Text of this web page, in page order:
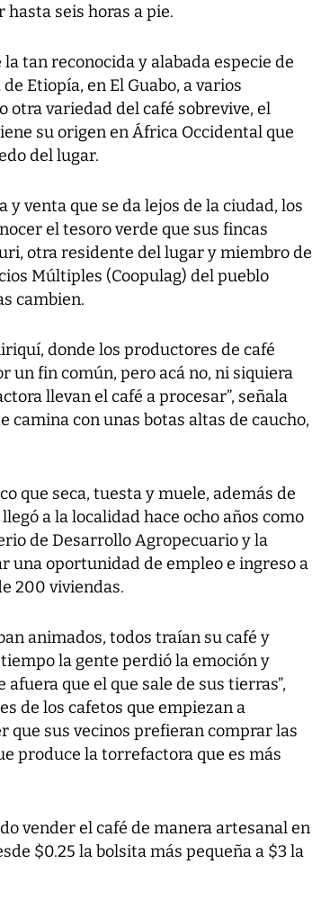
seis horas a pie.
tan reconocida y alabada especie de
Etiopía, en El Guabo, a varios
otra variedad del café sobrevive, el
su origen en África Occidental que
del lugar.
venta que se da lejos de la ciudad, los
el tesoro verde que sus fincas
otra residente del lugar y miembro de
Múltiples (Coopulag) del pueblo
cambien.
donde los productores de café
un fin común, pero acá no, ni siquiera
llevan el café a procesar”, señala
con unas botas altas de caucho,
que seca, tuesta y muele, además de
a la localidad hace ocho años como
de Desarrollo Agropecuario y la
una oportunidad de empleo e ingreso a
200 viviendas.
animados, todos traían su café y
la gente perdió la emoción y
que el que sale de sus tierras”,
de los cafetos que empiezan a
que sus vecinos prefieran comprar las
produce la torrefactora que es más
vender el café de manera artesanal en
$0.25 la bolsita más pequeña a $3 la